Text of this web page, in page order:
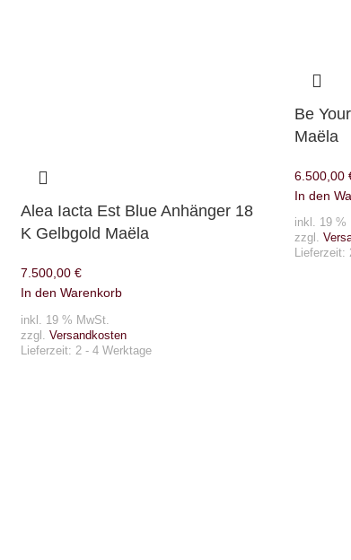
Alea Iacta Est Blue Anhänger 18
K Gelbgold Maëla
7.500,00 €
In den Warenkorb
inkl. 19 % MwSt.
zzgl. Versandkosten
Lieferzeit: 2 - 4 Werktage
Be
Maëla
6.500,00
In den
inkl. 19 %
zzgl.
Lieferzeit: